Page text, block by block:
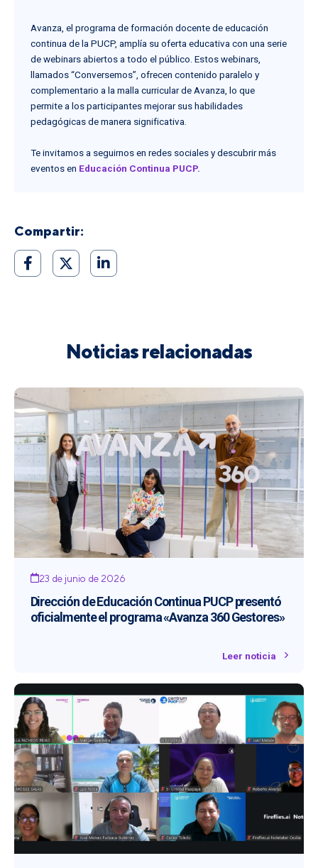
Lineamientos
Avanza, el programa de formación docente de educación
continua de la PUCP, amplía su oferta educativa con una serie
de webinars abiertos a todo el público. Estos webinars,
llamados “Conversemos”, ofrecen contenido paralelo y
complementario a la malla curricular de Avanza, lo que
permite a los participantes mejorar sus habilidades
pedagógicas de manera significativa.
Te invitamos a seguirnos en redes sociales y descubrir más
eventos en Educación Continua PUCP.
Compartir:
Noticias relacionadas
23 de junio de 2026
Dirección de Educación Continua PUCP presentó
oficialmente el programa «Avanza 360 Gestores»
Leer noticia